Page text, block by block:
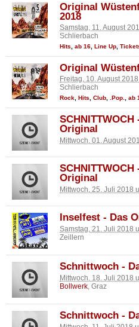
Original
2018
Samstag, 11. August
Schlierbach
Hits ab 16 Line Up
Original
Freitag, 10. August
Schlierbach
Rock, Hits, Club, .Pop., ab
SCHNITTWOCH
Original
Mittwoch, 01. August
SCHNITTWOCH
Original
Mittwoch, 25. Juli 2018
Inselfest - Das
Samstag, 21. Juli 2018
Zeillern
Schnittwoch -
Mittwoch, 18. Juli 2018
Bollwerk , Graz
Schnittwoch -